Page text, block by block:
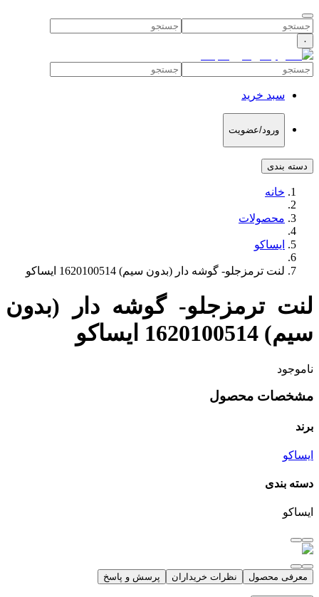
۰
سبد خرید
ورود/عضویت
دسته بندی
خانه
محصولات
ایساکو
لنت ترمزجلو- گوشه دار (بدون سیم) 1620100514 ایساکو
لنت ترمزجلو- گوشه دار (بدون
سیم) 1620100514 ایساکو
ناموجود
مشخصات محصول
برند
ایساکو
دسته بندی
ایساکو
معرفی محصول نظرات خریداران پرسش و پاسخ